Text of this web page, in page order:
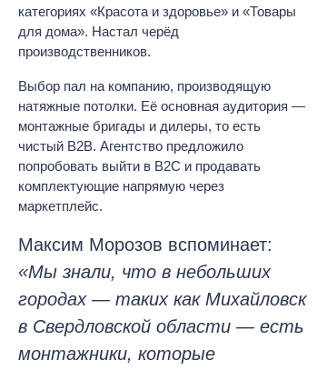
категориях «Красота и здоровье» и «Товары
для дома». Настал черёд
производственников.
Выбор пал на компанию, производящую
натяжные потолки. Её основная аудитория —
монтажные бригады и дилеры, то есть
чистый B2B. Агентство предложило
попробовать выйти в B2C и продавать
комплектующие напрямую через
маркетплейс.
Максим Морозов вспоминает:
«Мы знали, что в небольших
городах — таких как Михайловск
в Свердловской области — есть
монтажники, которые